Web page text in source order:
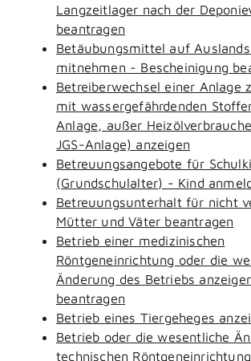
Langzeitlager nach der
beantragen
Betäubungsmittel auf
mitnehmen - Bescheinigung
Betreiberwechsel einer Anlage
mit wassergefährdenden
Anlage, außer
JGS-Anlage) anzeigen
Betreuungsangebote für
(Grundschulalter) - Kind
Betreuungsunterhalt für nicht
Mütter und Väter beantragen
Betrieb einer medizinischen
Röntgeneinrichtung oder die
Änderung des Betriebs
beantragen
Betrieb eines Tiergeheges
Betrieb oder die wesentliche
technischen